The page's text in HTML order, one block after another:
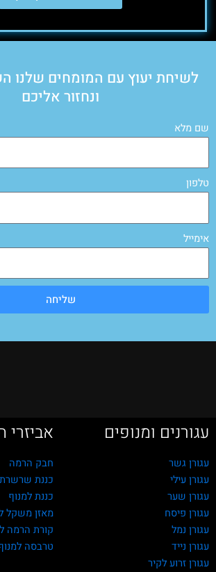
לשיחת יעוץ עם המומחים שלנו
ונחזור אליכם
שם מלא
טלפון
אימייל
שליחה
עגורנים ומנופים
עגורן גשר
עגורן עילי
עגורן שער
עגורן פיסח
עגורן נמל
עגורן נייד
עגורן זרוע לקיר
אביזרי
חבק הרמה
כננת שרשרת
כננת למנוף
מאזן משקל
קורת הרמה
טרבסה למנוף